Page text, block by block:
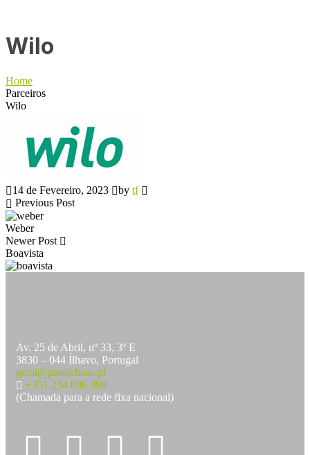
Wilo
Home
Parceiros
Wilo
14 de Fevereiro, 2023 by tf
Previous Post
Weber
Newer Post
Boavista
Av. 25 de Abril, nº 33, 3º E
3830 – 044 Ílhavo, Portugal
geral@passivhaus.pt
+351 234 096 309
(Chamada para a rede fixa nacional)